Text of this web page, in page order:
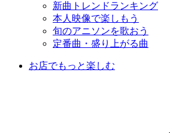
新曲トレンドランキング
本人映像で楽しもう
旬のアニソンを歌おう
定番曲・盛り上がる曲
お店でもっと楽しむ